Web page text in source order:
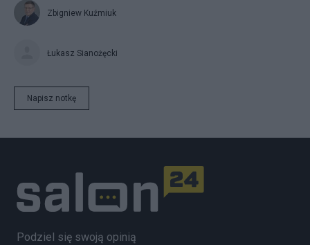
Zbigniew Kuźmiuk
Łukasz Sianożęcki
Napisz notkę
Podziel się swoją opinią